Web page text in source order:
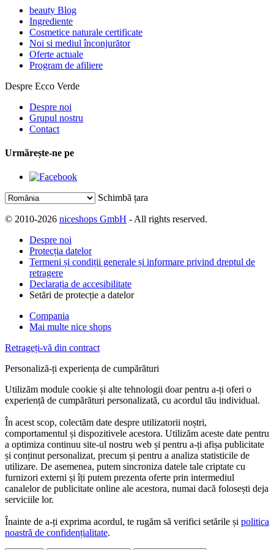
beauty Blog
Ingrediente
Cosmetice naturale certificate
Noi si mediul înconjurător
Oferte actuale
Program de afiliere
Despre Ecco Verde
Despre noi
Grupul nostru
Contact
Urmărește-ne pe
Schimbă țara
© 2010-2026 niceshops GmbH - All rights reserved.
Despre noi
Protecția datelor
Termeni și condiții generale și informare privind dreptul de
retragere
Declarația de accesibilitate
Setări de protecție a datelor
Compania
Mai multe nice shops
Retrageți-vă din contract
Personaliză-ți experiența de cumpărături
Utilizăm module cookie și alte tehnologii doar pentru a-ți oferi o
experiență de cumpărături personalizată, cu acordul tău individual.
În acest scop, colectăm date despre utilizatorii noștri,
comportamentul și dispozitivele acestora. Utilizăm aceste date pentru
a optimiza continuu site-ul nostru web și pentru a-ți afișa publicitate
și conținut personalizat, precum și pentru a analiza statisticile de
utilizare. De asemenea, putem sincroniza datele tale criptate cu
furnizori externi și îți putem prezenta oferte prin intermediul
canalelor de publicitate online ale acestora, numai dacă folosești deja
serviciile lor.
Înainte de a-ți exprima acordul, te rugăm să verifici setările și politica
noastră de confidențialitate.